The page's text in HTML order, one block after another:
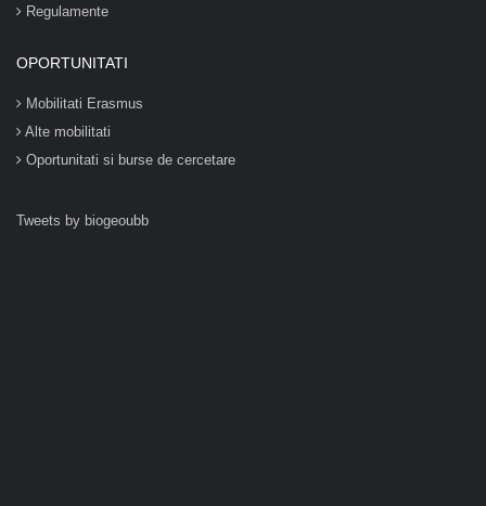
Regulamente
OPORTUNITATI
Mobilitati Erasmus
Alte mobilitati
Oportunitati si burse de cercetare
Tweets by biogeoubb